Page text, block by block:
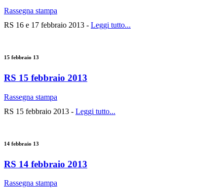
Rassegna stampa
RS 16 e 17 febbraio 2013 - Leggi tutto...
15 febbraio 13
RS 15 febbraio 2013
Rassegna stampa
RS 15 febbraio 2013 - Leggi tutto...
14 febbraio 13
RS 14 febbraio 2013
Rassegna stampa